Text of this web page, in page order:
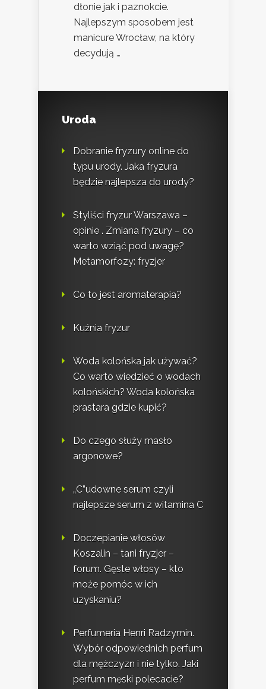
dłonie jak i paznokcie.
Najlepszym sposobem jest
manicure Wrocław, na który
decydują …
Uroda
Dobranie fryzury online do
typu urody. Jaka fryzura
będzie najlepsza do urody?
Styliści fryzur Warszawa –
opinie . Zmiana fryzury – co
warto wziąć pod uwagę?
Metamorfozy: fryzjer
Co to jest aromaterapia?
Kuźnia fryzur
Woda kolońska jak używać?
Co warto wiedzieć o wodach
kolońskich? Woda kolońska
prastara gdzie kupić?
Do czego służy masło
argonowe?
„C”udowne serum czyli
najlepsze serum z witamina C
Doczepianie włosów
Koszalin – tani fryzjer –
forum. Gęste włosy – kto
może pomóc w ich
uzyskaniu?
Perfumeria Henri Radzymin.
Wybór odpowiednich perfum
dla mężczyzn i nie tylko. Jaki
perfum męski polecacie?